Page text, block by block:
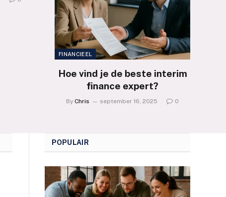
FINANCIEEL
Hoe vind je de beste interim
finance expert?
By Chris september 16, 2025 0
POPULAIR